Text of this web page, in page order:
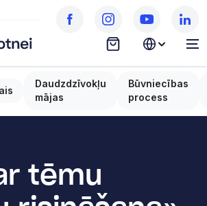
Daudzdzīvokļu
mājas
Būvniecības
process
tēmu